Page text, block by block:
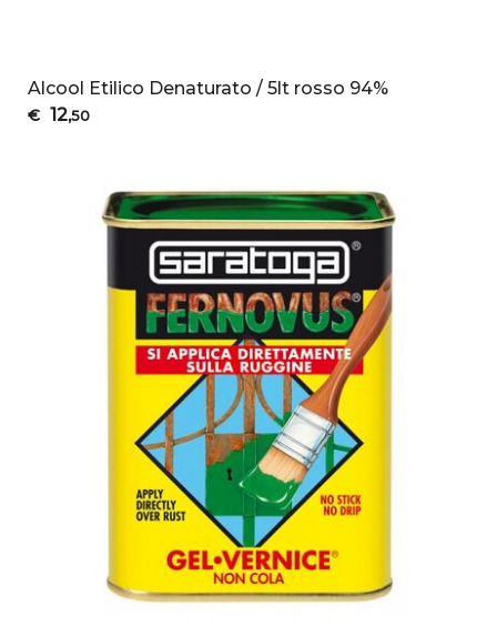
Alcool Etilico Denaturato / 5lt rosso 94%
€ 12,50